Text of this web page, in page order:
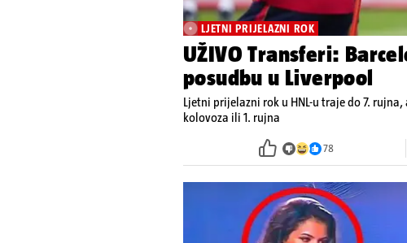
LJETNI PRIJELAZNI ROK
UŽIVO Transferi:
posudbu u Liverpool
Ljetni prijelazni rok u HNL-u traje do 7.
kolovoza ili 1. rujna
78